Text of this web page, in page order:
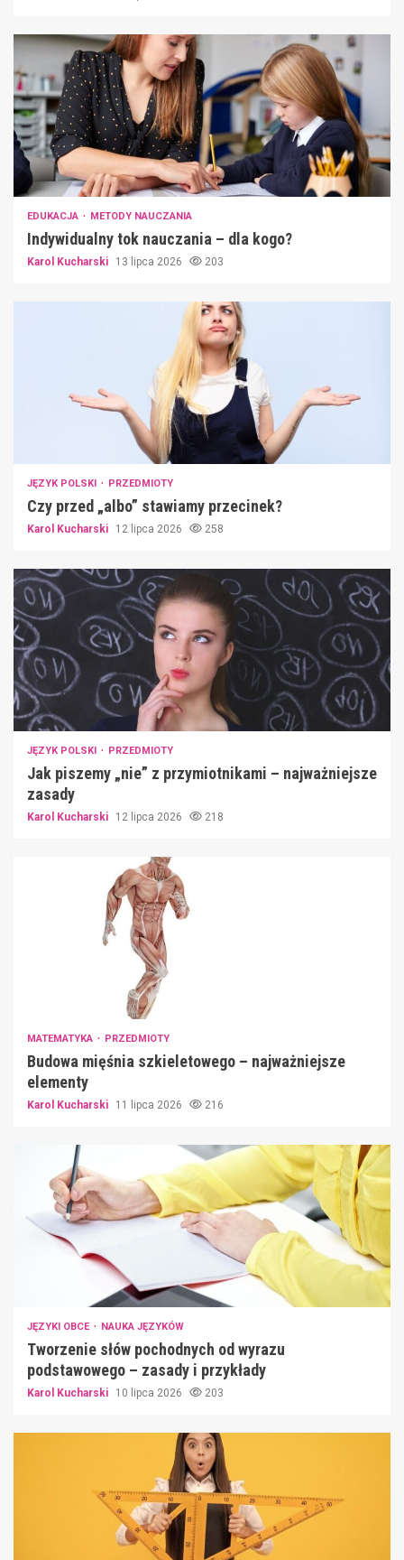
EDUKACJA METODY NAUCZANIA
Indywidualny tok nauczania – dla kogo?
Karol Kucharski 13 lipca 2026 203
JĘZYK POLSKI PRZEDMIOTY
Czy przed „albo” stawiamy przecinek?
Karol Kucharski 12 lipca 2026 258
JĘZYK POLSKI PRZEDMIOTY
Jak piszemy „nie” z przymiotnikami – najważniejsze
zasady
Karol Kucharski 12 lipca 2026 218
MATEMATYKA PRZEDMIOTY
Budowa mięśnia szkieletowego – najważniejsze
elementy
Karol Kucharski 11 lipca 2026 216
JĘZYKI OBCE NAUKA JĘZYKÓW
Tworzenie słów pochodnych od wyrazu
podstawowego – zasady i przykłady
Karol Kucharski 10 lipca 2026 203